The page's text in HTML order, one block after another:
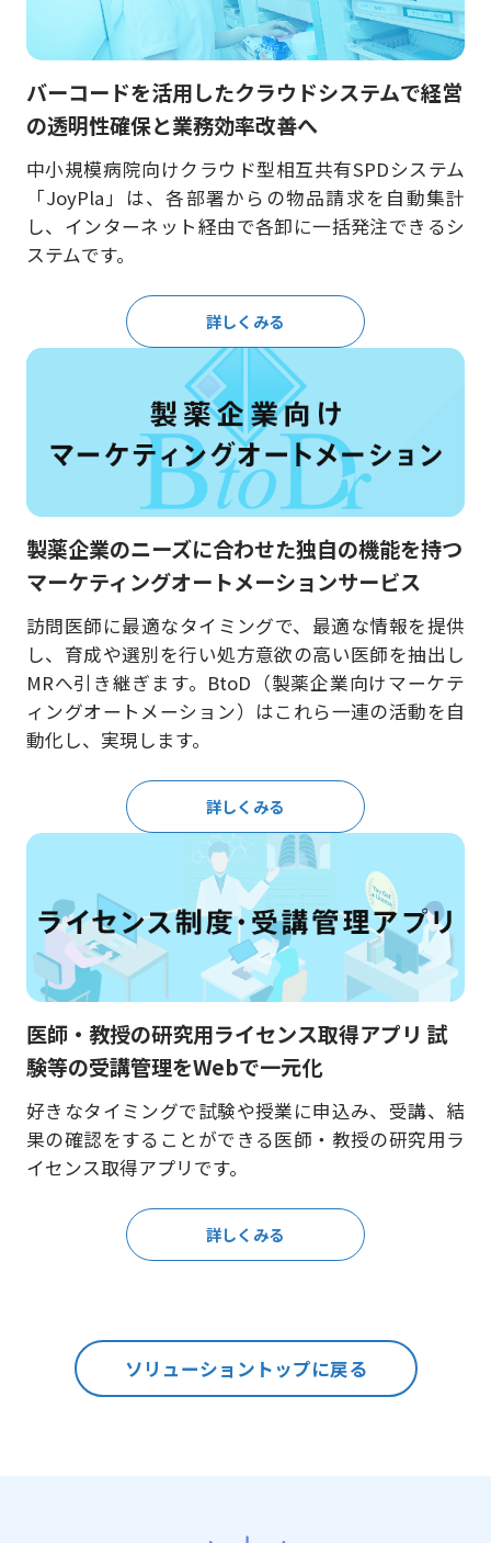
バーコードを活用したクラウドシステムで経営
の透明性確保と業務効率改善へ
中小規模病院向けクラウド型相互共有SPDシステム
「JoyPla」は、各部署からの物品請求を自動集計
し、インターネット経由で各卸に一括発注できるシ
ステムです。
詳しくみる
製薬企業のニーズに合わせた独自の機能を持つ
マーケティングオートメーションサービス
訪問医師に最適なタイミングで、最適な情報を提供
し、育成や選別を行い処方意欲の高い医師を抽出し
MRへ引き継ぎます。BtoD（製薬企業向けマーケテ
ィングオートメーション）はこれら一連の活動を自
動化し、実現します。
詳しくみる
医師・教授の研究用ライセンス取得アプリ 試
験等の受講管理をWebで一元化
好きなタイミングで試験や授業に申込み、受講、結
果の確認をすることができる医師・教授の研究用ラ
イセンス取得アプリです。
詳しくみる
ソリューショントップに戻る